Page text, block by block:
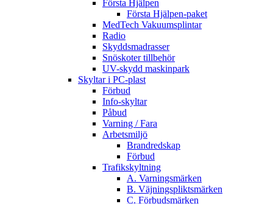
Första Hjälpen
Första Hjälpen-paket
MedTech Vakuumsplintar
Radio
Skyddsmadrasser
Snöskoter tillbehör
UV-skydd maskinpark
Skyltar i PC-plast
Förbud
Info-skyltar
Påbud
Varning / Fara
Arbetsmiljö
Brandredskap
Förbud
Trafikskyltning
A. Varningsmärken
B. Väjningspliktsmärken
C. Förbudsmärken